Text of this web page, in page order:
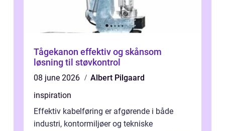
Tågekanon effektiv og skånsom
løsning til støvkontrol
08 june 2026
Albert Pilgaard
inspiration
Effektiv kabelføring er afgørende i både
industri, kontormiljøer og tekniske